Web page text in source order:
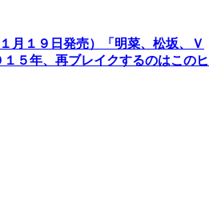
月１９日発売）「明菜、松坂、Ｖ
５年、再ブレイクするのはこのヒ